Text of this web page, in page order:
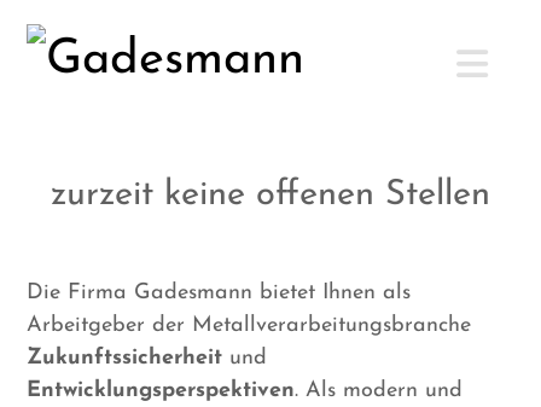
zurzeit keine offenen Stellen
Die Firma Gadesmann bietet Ihnen als
Arbeitgeber der Metallverarbeitungsbranche
Zukunftssicherheit und
Entwicklungsperspektiven. Als modern und